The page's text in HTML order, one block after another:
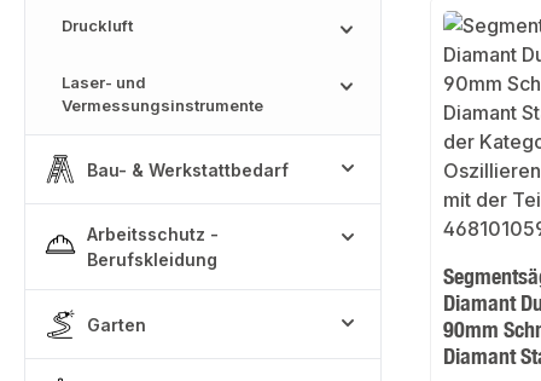
Druckluft
Laser- und
Vermessungsinstrumente
Bau- & Werkstattbedarf
Arbeitsschutz -
Berufskleidung
Garten
Diamant
90mm
Diamant